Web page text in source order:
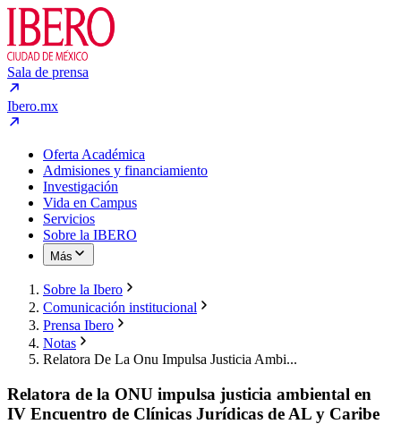
Sala de prensa
Ibero.mx
Oferta Académica
Admisiones y financiamiento
Investigación
Vida en Campus
Servicios
Sobre la IBERO
Más
Sobre la Ibero
Comunicación institucional
Prensa Ibero
Notas
Relatora De La Onu Impulsa Justicia Ambi...
Relatora de la ONU impulsa justicia ambiental en
IV Encuentro de Clínicas Jurídicas de AL y Caribe